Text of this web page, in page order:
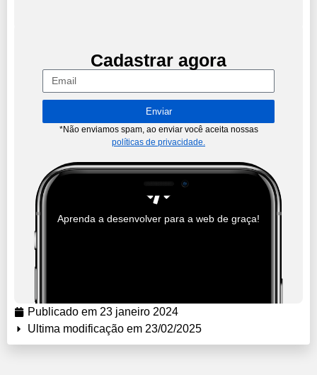
Aprenda a desenvolver para a web de graça!
Cadastrar agora
Enviar
*Não enviamos spam, ao enviar você aceita nossas
políticas de privacidade.
Publicado em 23 janeiro 2024
Ultima modificação em 23/02/2025